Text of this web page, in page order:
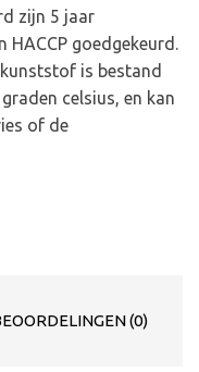
zijn 5 jaar
HACCP goedgekeurd.
is bestand
celsius, en kan
of de
(0)